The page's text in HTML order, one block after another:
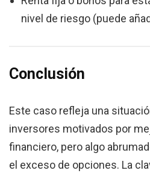
nivel de riesgo (puede
Conclusión
Este caso refleja una
inversores motivados por
financiero, pero algo
el exceso de opciones. La